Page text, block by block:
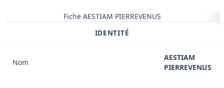
Fiche AESTIAM PIERREVENUS
IDENTITÉ
Nom
AESTIAM
PIERREVENUS